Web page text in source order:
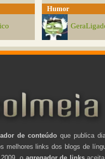
Humor
de conteúdo que publica
melhores links dos blogs de